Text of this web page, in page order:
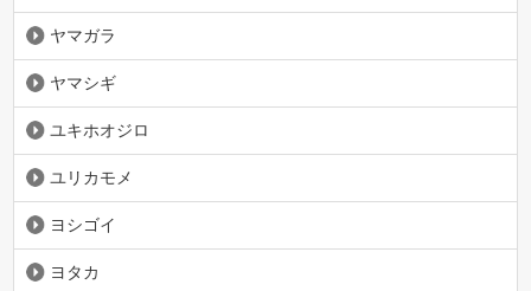
ヤマガラ
ヤマシギ
ユキホオジロ
ユリカモメ
ヨシゴイ
ヨタカ